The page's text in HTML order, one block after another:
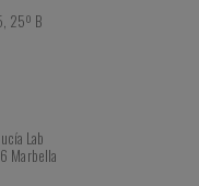
25º B
Lab
Marbella